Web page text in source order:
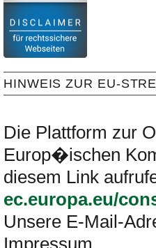
HINWEIS ZUR EU-
Die Plattform zur
Europ�ischen
diesem Link
ec.europa.eu/
Unsere E-Mail-
Impressum.